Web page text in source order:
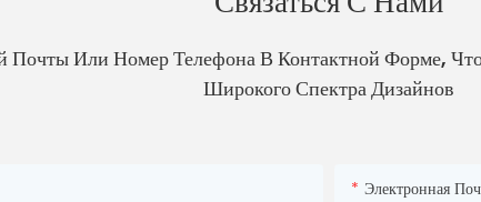
Почты Или Номер Телефона В Контактной Форме,
Широкого Спектра Дизайнов
Электронная